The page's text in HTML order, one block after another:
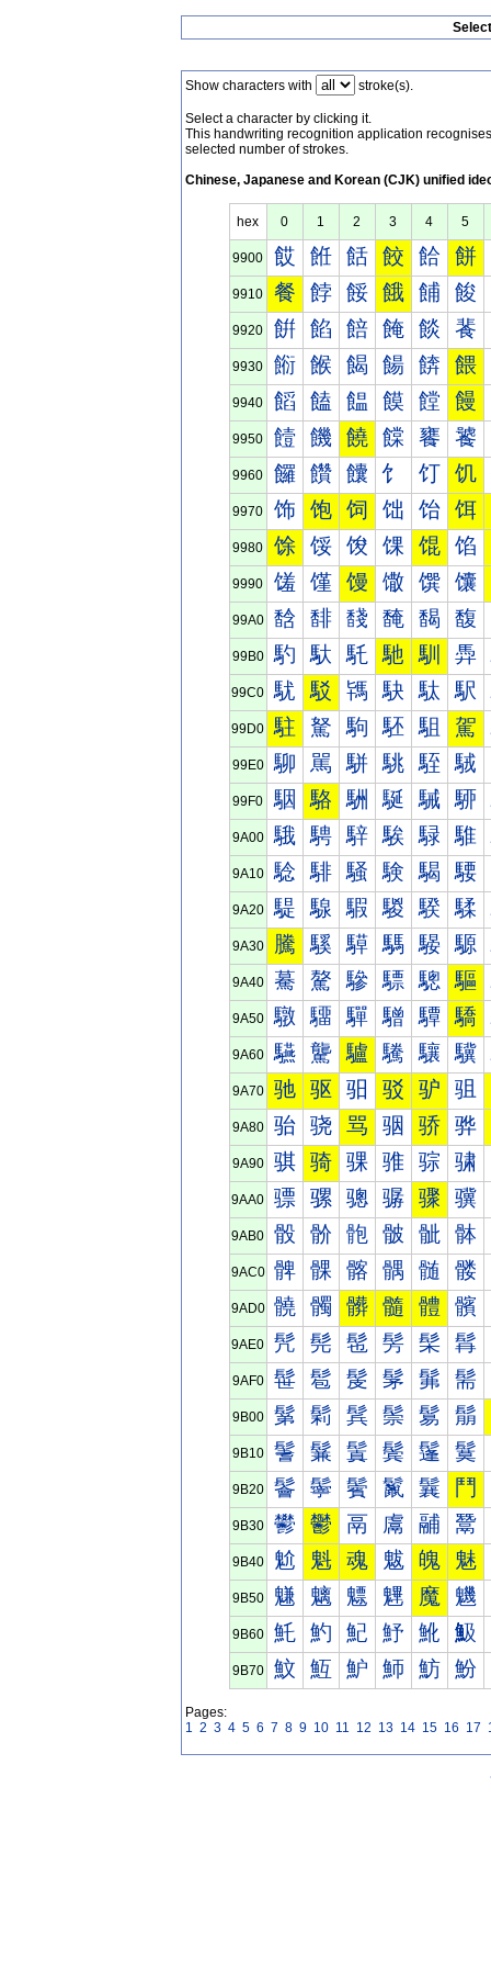
Show characters with stroke(s).
Select a character by clicking it.
This handwriting recognition application
selected number of strokes.
Chinese, Japanese and Korean (CJK) unified
hex 0 1 2 3 4 5
9900 餀 餁 餂 餃 餄 餅
9910 餐 餑 餒 餓 餔 餕
9920 餠 餡 餢 餣 餤 餥
9930 餰 餱 餲 餳 餴 餵
9940 饀 饁 饂 饃 饄 饅
9950 饐 饑 饒 饓 饔 饕
9960 饠 饡 饢 饣 饤 饥
9970 饰 饱 饲 饳 饴 饵
9980 馀 馁 馂 馃 馄 馅
9990 馐 馑 馒 馓 馔 馕
99A0 馠 馡 馢 馣 馤 馥
99B0 馰 馱 馲 馳 馴 馵
99C0 駀 駁 駂 駃 駄 駅
99D0 駐 駑 駒 駓 駔 駕
99E0 駠 駡 駢 駣 駤 駥
99F0 駰 駱 駲 駳 駴 駵
9A00 騀 騁 騂 騃 騄 騅
9A10 騐 騑 騒 験 騔 騕
9A20 騠 騡 騢 騣 騤 騥
9A30 騰 騱 騲 騳 騴 騵
9A40 驀 驁 驂 驃 驄 驅
9A50 驐 驑 驒 驓 驔 驕
9A60 驠 驡 驢 驣 驤 驥
9A70 驰 驱 驲 驳 驴 驵
9A80 骀 骁 骂 骃 骄 骅
9A90 骐 骑 骒 骓 骔 骕
9AA0 骠 骡 骢 骣 骤 骥
9AB0 骰 骱 骲 骳 骴 骵
9AC0 髀 髁 髂 髃 髄 髅
9AD0 髐 髑 髒 髓 體 髕
9AE0 髠 髡 髢 髣 髤 髥
9AF0 髰 髱 髲 髳 髴 髵
9B00 鬀 鬁 鬂 鬃 鬄 鬅
9B10 鬐 鬑 鬒 鬓 鬔 鬕
9B20 鬠 鬡 鬢 鬣 鬤 鬥
9B30 鬰 鬱 鬲 鬳 鬴 鬵
9B40 魀 魁 魂 魃 魄 魅
9B50 魐 魑 魒 魓 魔 魕
9B60 魠 魡 魢 魣 魤 魥
9B70 魰 魱 魲 魳 魴 魵
Pages:
1 2 3 4 5 6 7 8 9 10 11 12 13 14 15 16 17